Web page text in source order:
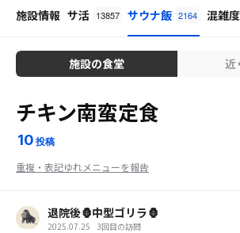
施設情報 サ活 13857 サウナ飯 2164 混雑度
施設の食堂 近
チキン南蛮定食
10 投稿
重複・表記ゆれメニューを報告
退院後🦍中型ゴリラ🦍
2025.07.25 3回目の訪問